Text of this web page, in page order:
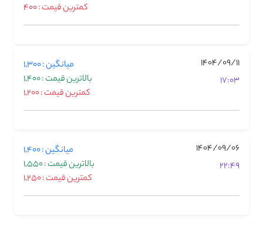
کمترین قیمت : 400
1404/09/11
17:03
میانگین : 1,300
بالاترین قیمت : 1,400
کمترین قیمت : 1,200
1404/09/06
22:49
میانگین : 1,400
بالاترین قیمت : 1,550
کمترین قیمت : 1,250